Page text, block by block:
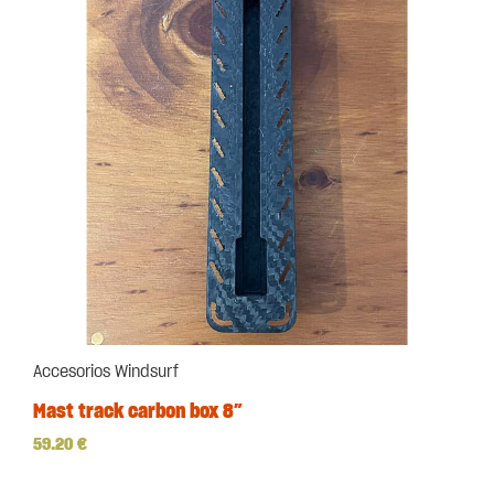
Accesorios Windsurf
Mast track carbon box 8″
59.20 €